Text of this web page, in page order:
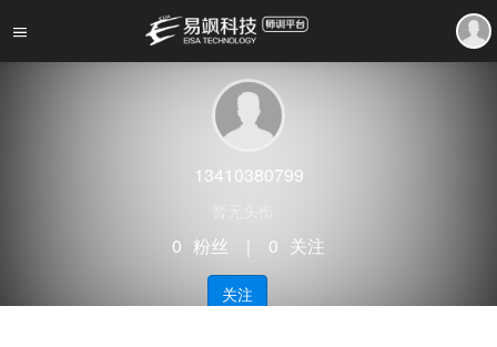
13410380799
0 粉丝 0 关注
关注